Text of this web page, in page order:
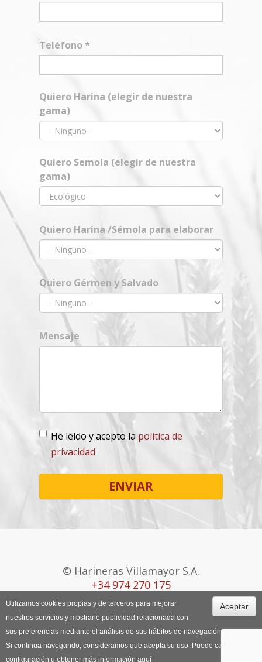
Teléfono*
Quiero Harina (elegir de nuestra
gama)
Quiero Semola (elegir de nuestra
gama)
Quiero Harina /Sémola para elaborar
Quiero Gérmen y Salvado
Mensaje
He leído y acepto la política de
privacidad
Lopd*
ENVIAR
© Harineras Villamayor S.A.
+34 974 270 175
Canal Ético
Aviso Legal
Política de
Cookies
Aceptar
Utilizamos cookies propias y de terceros para mejorar
nuestros servicios y mostrarle publicidad relacionada con
sus preferencias mediante el análisis de sus hábitos de navegación.
Si continua navegando, consideramos que acepta su uso. Puede cambiar la
configuración u obtener más información aquí